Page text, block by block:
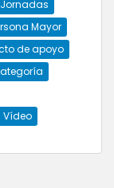
Jornadas
Mayor
de apoyo
Vídeo